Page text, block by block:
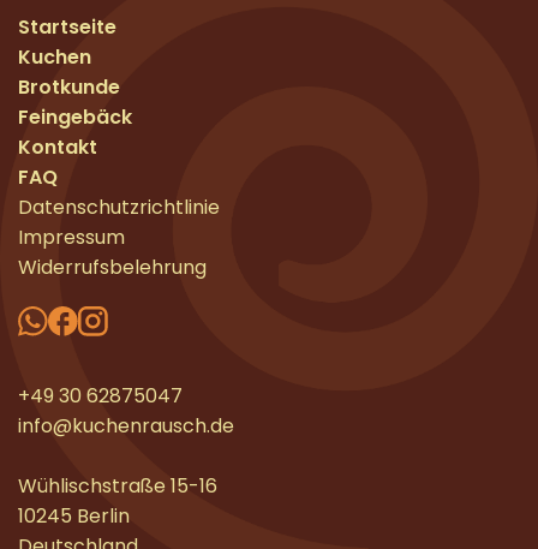
Startseite
Kuchen
Brotkunde
Feingebäck
Kontakt
FAQ
Datenschutzrichtlinie
Impressum
Widerrufsbelehrung
+49 30 62875047
info@kuchenrausch.de
Wühlischstraße 15-16
10245 Berlin